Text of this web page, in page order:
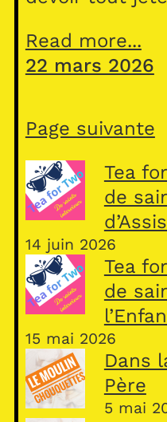
Read more...
22 mars 2026
Page suivante
Tea
de
14 juin 2026
Tea
de
15 mai 2026
Dans
Père
5 mai